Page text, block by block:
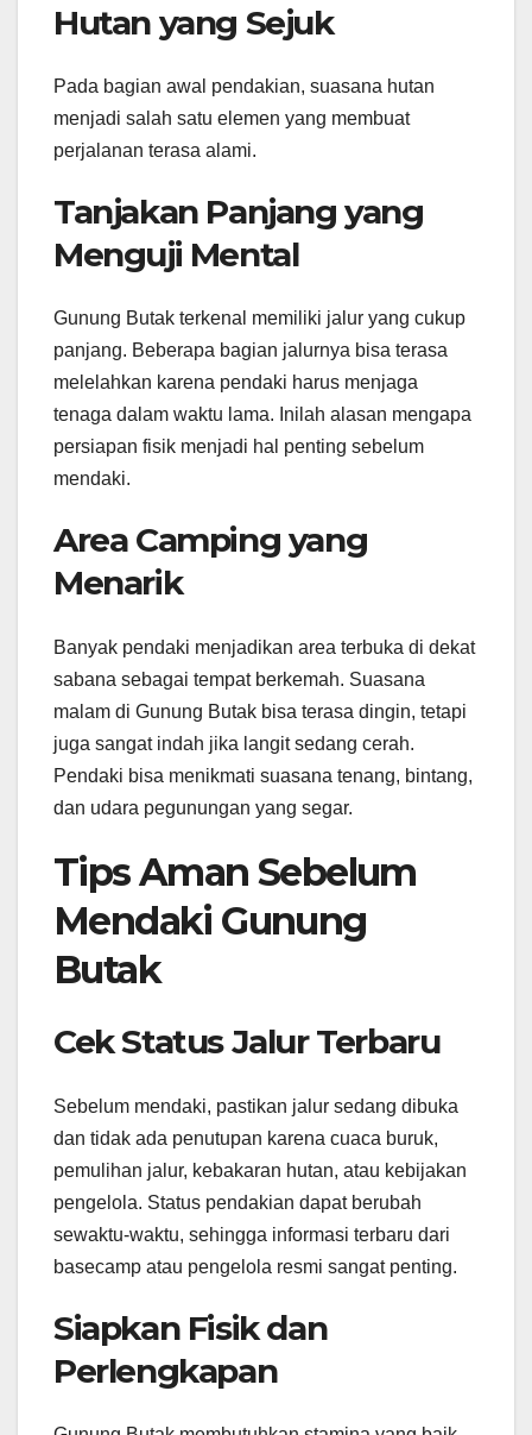
Hutan yang Sejuk
Pada bagian awal pendakian, suasana hutan
menjadi salah satu elemen yang membuat
perjalanan terasa alami.
Tanjakan Panjang yang
Menguji Mental
Gunung Butak terkenal memiliki jalur yang cukup
panjang. Beberapa bagian jalurnya bisa terasa
melelahkan karena pendaki harus menjaga
tenaga dalam waktu lama. Inilah alasan mengapa
persiapan fisik menjadi hal penting sebelum
mendaki.
Area Camping yang
Menarik
Banyak pendaki menjadikan area terbuka di dekat
sabana sebagai tempat berkemah. Suasana
malam di Gunung Butak bisa terasa dingin, tetapi
juga sangat indah jika langit sedang cerah.
Pendaki bisa menikmati suasana tenang, bintang,
dan udara pegunungan yang segar.
Tips Aman Sebelum
Mendaki Gunung
Butak
Cek Status Jalur Terbaru
Sebelum mendaki, pastikan jalur sedang dibuka
dan tidak ada penutupan karena cuaca buruk,
pemulihan jalur, kebakaran hutan, atau kebijakan
pengelola. Status pendakian dapat berubah
sewaktu-waktu, sehingga informasi terbaru dari
basecamp atau pengelola resmi sangat penting.
Siapkan Fisik dan
Perlengkapan